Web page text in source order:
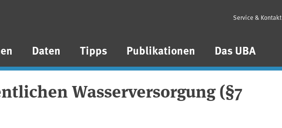
Daten Tipps Publikationen Das UBA
Service & Kontakt
Wasserversorgung (§7